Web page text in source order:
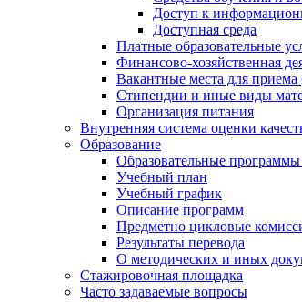
Доступ к
Доступная среда
Платные образовательные
Финансово-хозяйственная
Вакантные места для приема
Стипендии и иные виды
Организация питания
Внутренняя система оценки
Образование
Образовательные
Учебный план
Учебный график
Описание программ
Предметно цикловые
Результаты перевода
О методических и иных
Стажировочная площадка
Часто задаваемые вопросы